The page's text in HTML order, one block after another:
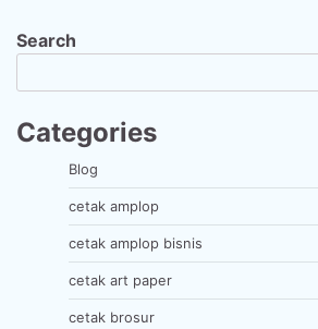
Search
Categories
Blog
cetak amplop
cetak amplop bisnis
cetak art paper
cetak brosur